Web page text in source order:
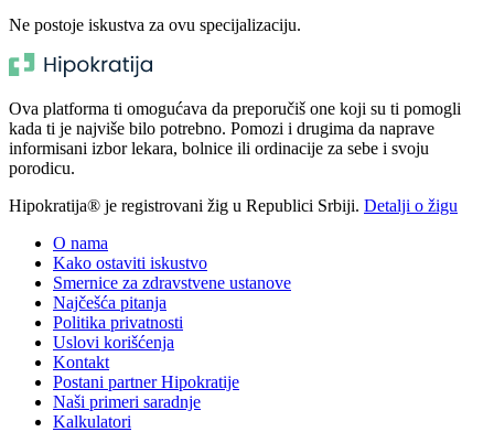
Ne postoje iskustva za ovu specijalizaciju.
Ova platforma ti omogućava da preporučiš one koji su ti pomogli
kada ti je najviše bilo potrebno. Pomozi i drugima da naprave
informisani izbor lekara, bolnice ili ordinacije za sebe i svoju
porodicu.
Hipokratija® je registrovani žig u Republici Srbiji. Detalji o žigu
O nama
Kako ostaviti iskustvo
Smernice za zdravstvene ustanove
Najčešća pitanja
Politika privatnosti
Uslovi korišćenja
Kontakt
Postani partner Hipokratije
Naši primeri saradnje
Kalkulatori